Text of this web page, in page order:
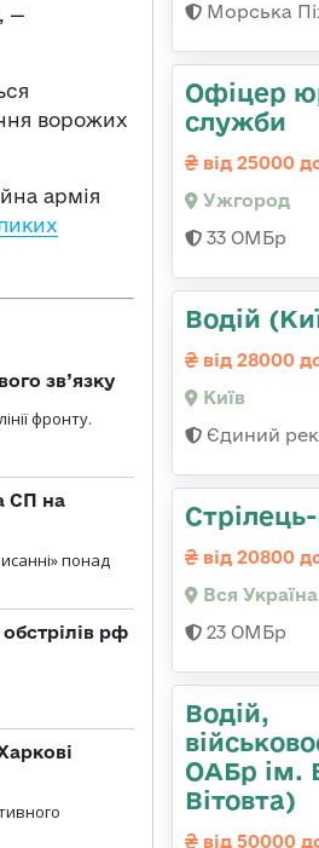
—
ворожих
армія
зв’язку
фронту.
СП на
понад
рф
Морська
Офіцер
служби
від 25000
Ужгород
33 ОМБр
Водій
від 28000
Київ
Єдиний
від 20800
Вся Україна
23 ОМБр
Водій,
ОАБр ім.
Вітовта)
від 50000